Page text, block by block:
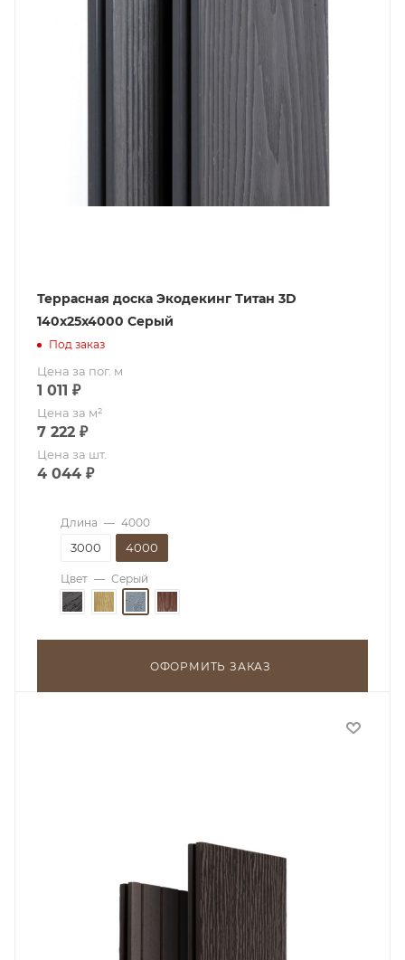
Террасная доска Экодекинг Титан 3D
140х25x4000 Серый
Под заказ
Цена за пог. м
1 011 ₽
Цена за м²
7 222 ₽
Цена за шт.
4 044 ₽
Длина — 4000
3000 4000
Цвет — Серый
ОФОРМИТЬ ЗАКАЗ